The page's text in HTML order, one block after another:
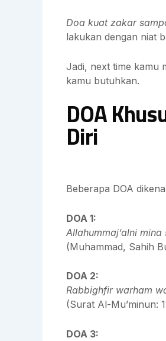
Doa kuat zakar
lakukan dengan niat
Jadi, next time kamu
kamu butuhkan.
DOA
Diri
Beberapa DOA
DOA 1:
Allahummaj’alni
(Muhammad, Sahih
DOA 2:
Rabbighfir warham
(Surat Al-Mu’minun:
DOA 3: